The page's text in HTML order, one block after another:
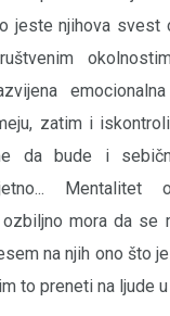
jeste njihova svest
zatim i
da bude i
Mentalitet
mora da se
na njih ono što
to preneti na ljude